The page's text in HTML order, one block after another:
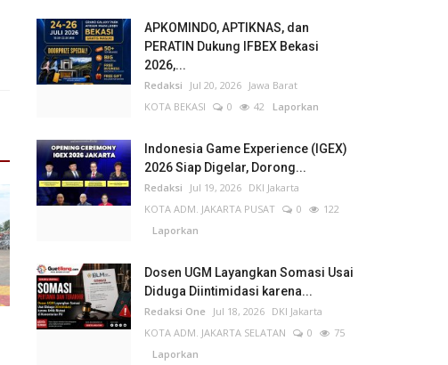
APKOMINDO, APTIKNAS, dan
PERATIN Dukung IFBEX Bekasi
2026,...
Redaksi Jul 20, 2026 Jawa Barat
KOTA BEKASI
0 42 Laporkan
Indonesia Game Experience (IGEX)
2026 Siap Digelar, Dorong...
Redaksi Jul 19, 2026 DKI Jakarta
KOTA ADM. JAKARTA PUSAT
0
122
Laporkan
Dosen UGM Layangkan Somasi Usai
Diduga Diintimidasi karena...
Redaksi One Jul 18, 2026 DKI Jakarta
KOTA ADM. JAKARTA SELATAN
0
75
Laporkan